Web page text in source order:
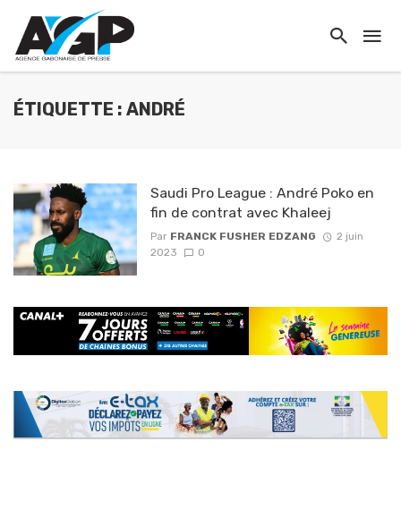
ÉTIQUETTE : ANDRÉ
Saudi Pro League : André Poko en
fin de contrat avec Khaleej
Par FRANCK FUSHER EDZANG
2 juin
2023
0